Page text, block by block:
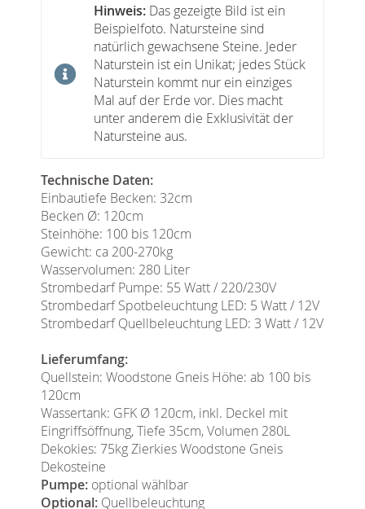
Hinweis: Das gezeigte Bild ist ein
Beispielfoto. Natursteine sind
natürlich gewachsene Steine. Jeder
Naturstein ist ein Unikat; jedes Stück
Naturstein kommt nur ein einziges
Mal auf der Erde vor. Dies macht
unter anderem die Exklusivität der
Natursteine aus.
Technische Daten:
Einbautiefe Becken: 32cm
Becken Ø: 120cm
Steinhöhe: 100 bis 120cm
Gewicht: ca 200-270kg
Wasservolumen: 280 Liter
Strombedarf Pumpe: 55 Watt / 220/230V
Strombedarf Spotbeleuchtung LED: 5 Watt / 12V
Strombedarf Quellbeleuchtung LED: 3 Watt / 12V
Lieferumfang:
Quellstein: Woodstone Gneis Höhe: ab 100 bis
120cm
Wassertank: GFK Ø 120cm, inkl. Deckel mit
Eingriffsöffnung, Tiefe 35cm, Volumen 280L
Dekokies: 75kg Zierkies Woodstone Gneis
Dekosteine
Pumpe: optional wählbar
Optional: Quellbeleuchtung